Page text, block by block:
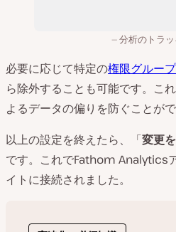
分析のトラ
必要に応じて特定の権限グループ
ら除外することも可能です。こ
よるデータの偏りを防ぐことがで
以上の設定を終えたら、「変更
です。これでFathom Analytics
イトに接続されました。